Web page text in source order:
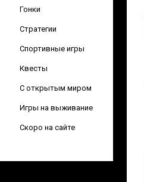
Гонки
Стратегии
Спортивные игры
Квесты
С открытым миром
Игры на выживание
Скоро на сайте